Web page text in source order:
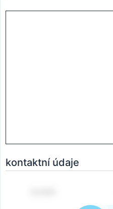
kontaktní údaje